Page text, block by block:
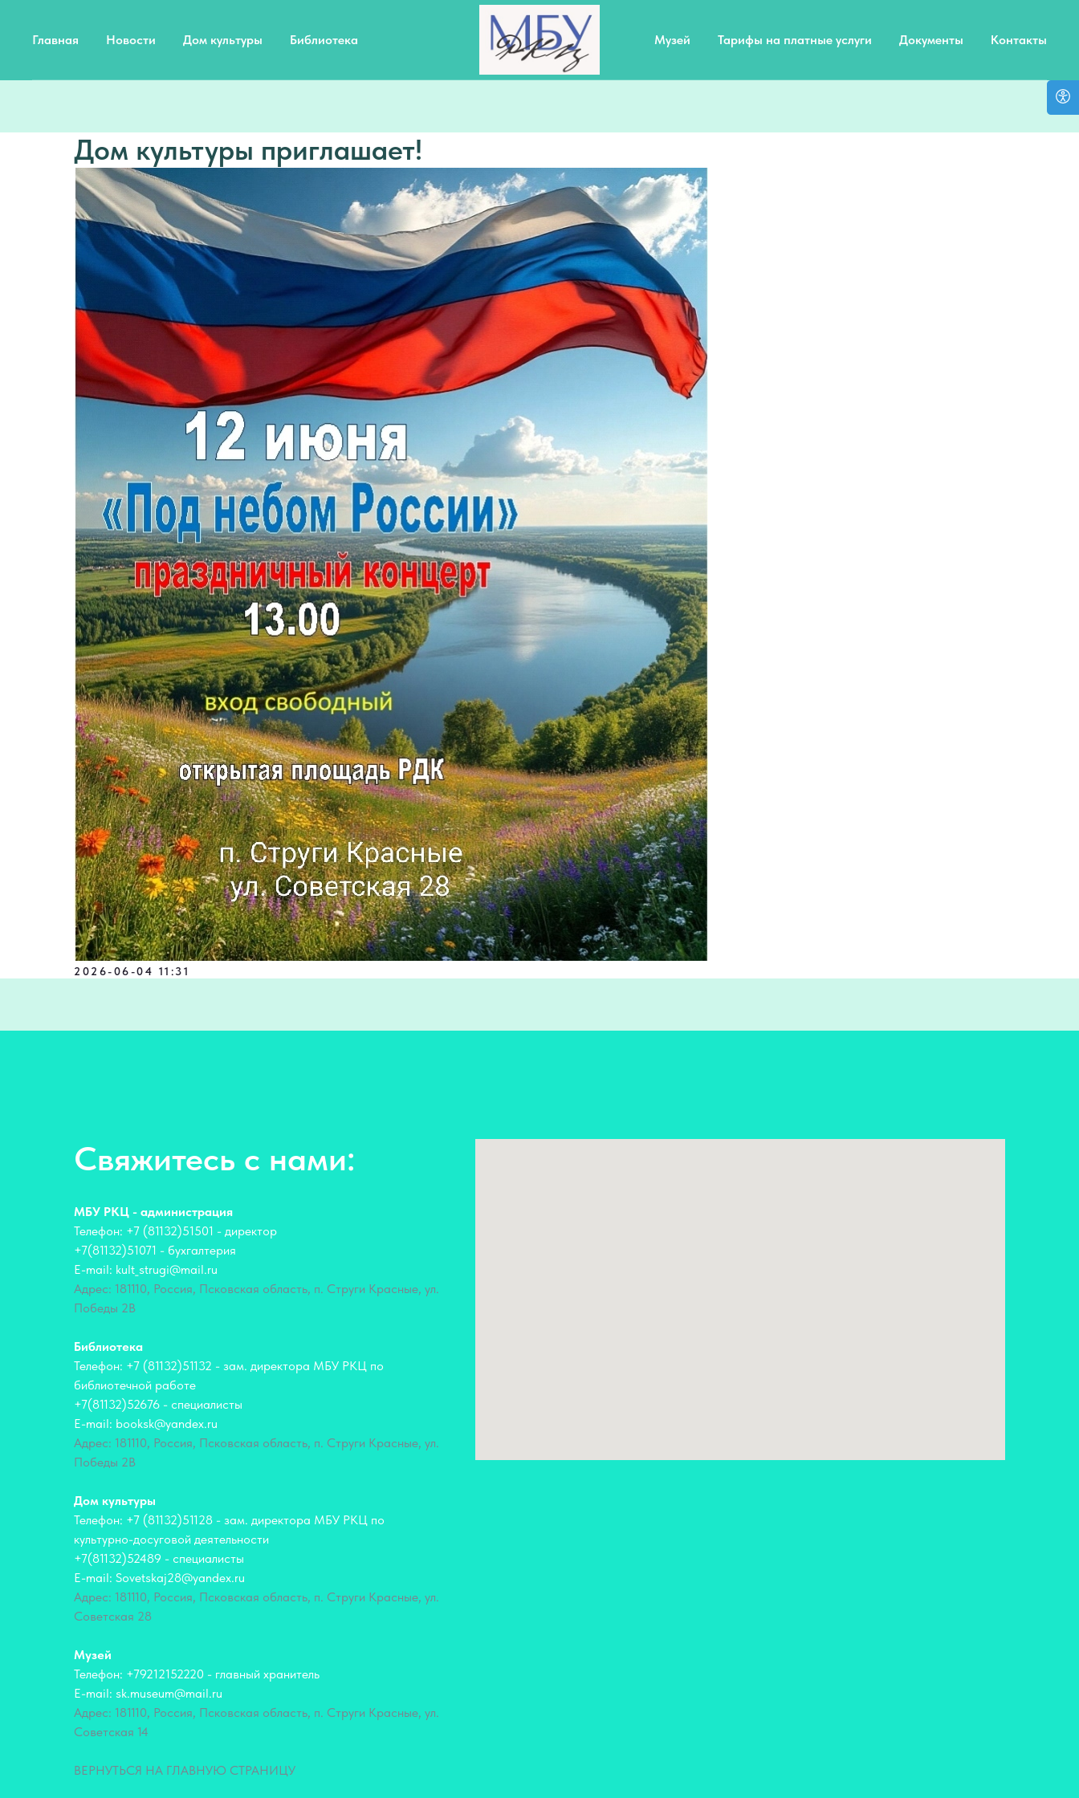
Главная Новости Дом культуры Библиотека Музей Тарифы на платные услуги Документы Контакты
Дом культуры приглашает!
2026-06-04 11:31
Свяжитесь с нами:
МБУ РКЦ - администрация
Телефон: +7 (81132)51501 - директор
+7(81132)51071 - бухгалтерия
E-mail: kult_strugi@mail.ru
Адрес: 181110, Россия, Псковская область, п. Струги Красные, ул.
Победы 2В
Библиотека
Телефон: +7 (81132)51132 - зам. директора МБУ РКЦ по
библиотечной работе
+7(81132)52676 - специалисты
E-mail: booksk@yandex.ru
Адрес: 181110, Россия, Псковская область, п. Струги Красные, ул.
Победы 2В
Дом культуры
Телефон: +7 (81132)51128 - зам. директора МБУ РКЦ по
культурно-досуговой деятельности
+7(81132)52489 - специалисты
E-mail: Sovetskaj28@yandex.ru
Адрес: 181110, Россия, Псковская область, п. Струги Красные, ул.
Советская 28
Музей
Телефон: +79212152220 - главный хранитель
E-mail: sk.museum@mail.ru
Адрес: 181110, Россия, Псковская область, п. Струги Красные, ул.
Советская 14
ВЕРНУТЬСЯ НА ГЛАВНУЮ СТРАНИЦУ